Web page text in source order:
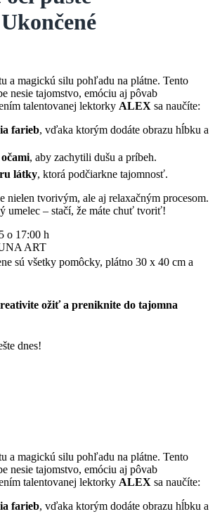
a magickú silu pohľadu na plátne. Tento
nesie tajomstvo, emóciu aj pôvab
talentovanej lektorky ALEX sa naučíte:
farieb, vďaka ktorým dodáte obrazu hĺbku a
, aby zachytili dušu a príbeh.
látky, ktorá podčiarkne tajomnosť.
nielen tvorivým, ale aj relaxačným procesom.
umelec – stačí, že máte chuť tvoriť!
o 17:00 h
ART
sú všetky pomôcky, plátno 30 x 40 cm a
ožiť a preniknite do tajomna
dnes!
a magickú silu pohľadu na plátne. Tento
nesie tajomstvo, emóciu aj pôvab
talentovanej lektorky ALEX sa naučíte:
farieb, vďaka ktorým dodáte obrazu hĺbku a